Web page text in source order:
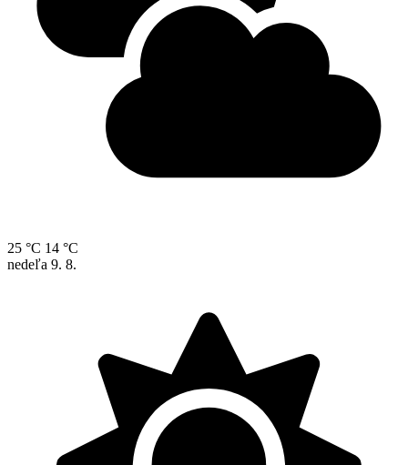
25 °C 14 °C
nedeľa 9. 8.